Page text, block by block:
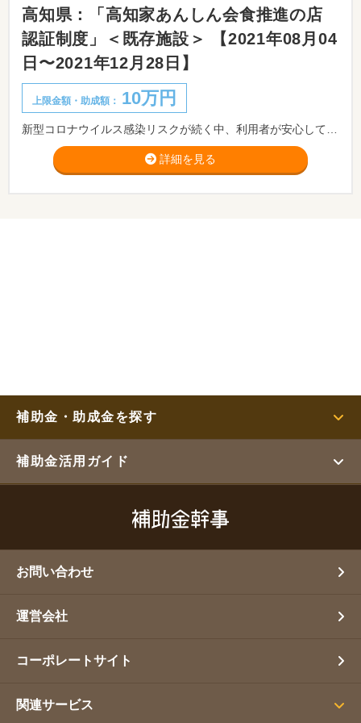
高知県：「高知家あんしん会食推進の店
認証制度」＜既存施設＞ 【2021年08月04
日〜2021年12月28日】
上限金額・助成額： 10万円
詳細を見る
補助金・助成金を探す
補助金活用ガイド
お問い合わせ
運営会社
コーポレートサイト
関連サービス